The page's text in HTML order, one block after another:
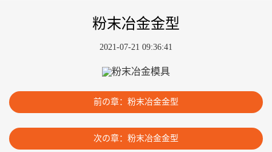
粉末冶金金型
2021-07-21 09:36:41
前の章：粉末冶金金型
次の章：粉末冶金金型